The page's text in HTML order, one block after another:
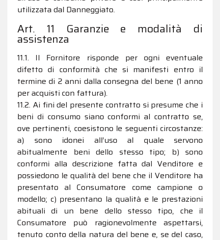
utilizzata dal Danneggiato.
Art. 11 Garanzie e modalità di
assistenza
11.1. Il Fornitore risponde per ogni eventuale
difetto di conformità che si manifesti entro il
termine di 2 anni dalla consegna del bene (1 anno
per acquisti con fattura).
11.2. Ai fini del presente contratto si presume che i
beni di consumo siano conformi al contratto se,
ove pertinenti, coesistono le seguenti circostanze:
a) sono idonei all’uso al quale servono
abitualmente beni dello stesso tipo; b) sono
conformi alla descrizione fatta dal Venditore e
possiedono le qualità del bene che il Venditore ha
presentato al Consumatore come campione o
modello; c) presentano la qualità e le prestazioni
abituali di un bene dello stesso tipo, che il
Consumatore può ragionevolmente aspettarsi,
tenuto conto della natura del bene e, se del caso,